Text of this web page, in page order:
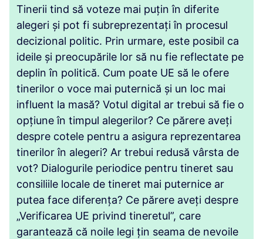
Tinerii tind să voteze mai puțin în diferite
alegeri și pot fi subreprezentați în procesul
decizional politic. Prin urmare, este posibil ca
ideile și preocupările lor să nu fie reflectate pe
deplin în politică. Cum poate UE să le ofere
tinerilor o voce mai puternică și un loc mai
influent la masă? Votul digital ar trebui să fie o
opțiune în timpul alegerilor? Ce părere aveți
despre cotele pentru a asigura reprezentarea
tinerilor în alegeri? Ar trebui redusă vârsta de
vot? Dialogurile periodice pentru tineret sau
consiliile locale de tineret mai puternice ar
putea face diferența? Ce părere aveți despre
„Verificarea UE privind tineretul”, care
garantează că noile legi țin seama de nevoile